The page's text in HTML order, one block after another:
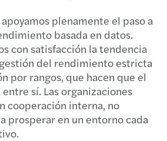
plenamente el paso a
basada en datos.
con satisfacción la tendencia
del rendimiento estricta
por rangos, que hacen que el
sí. Las organizaciones
cooperación interna, no
prosperar en un entorno cada